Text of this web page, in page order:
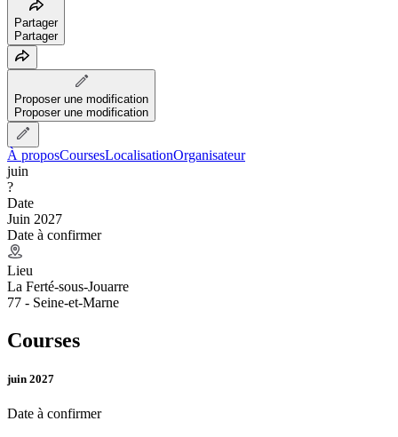
Partager
Partager
Proposer une modification
Proposer une modification
À proposCoursesLocalisationOrganisateur
juin
?
Date
Juin 2027
Date à confirmer
Lieu
La Ferté-sous-Jouarre
77 - Seine-et-Marne
Courses
juin 2027
Date à confirmer